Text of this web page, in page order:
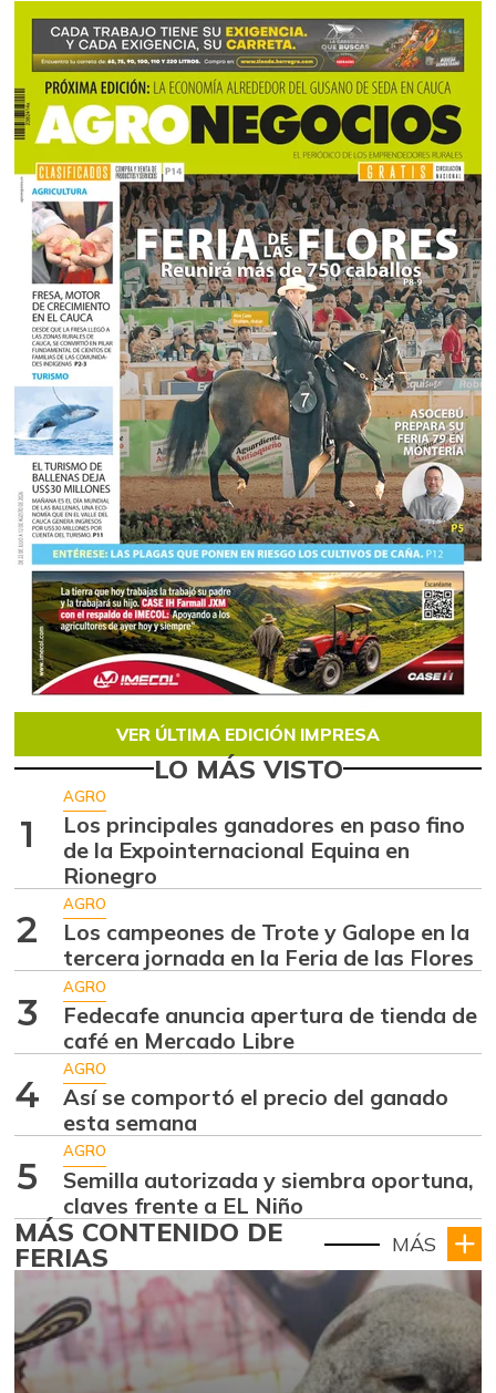
VER ÚLTIMA EDICIÓN IMPRESA
LO MÁS VISTO
1
AGRO
Los principales ganadores en paso fino
de la Expointernacional Equina en
Rionegro
2
AGRO
Los campeones de Trote y Galope en la
tercera jornada en la Feria de las Flores
3
AGRO
Fedecafe anuncia apertura de tienda de
café en Mercado Libre
4
AGRO
Así se comportó el precio del ganado
esta semana
5
AGRO
Semilla autorizada y siembra oportuna,
claves frente a EL Niño
MÁS CONTENIDO DE
FERIAS MÁS